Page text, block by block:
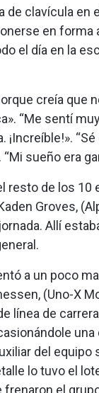
clavícula en
en forma
el día en la
creía que
“Me sentí
¡Increíble!».
sueño era
resto de los 10
Groves,
Allí
a un poco
(Uno-X
línea de
del equipo
lo tuvo el
frenaron el